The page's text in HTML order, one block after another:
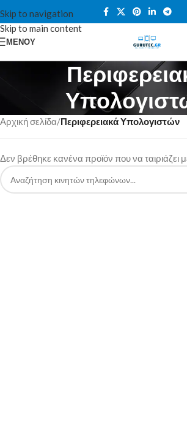
Skip to navigation
Skip to main content
ΜΕΝΟΎ
Αρχική σελίδα/Περιφερειακά Υπολογιστών
Δεν βρέθηκε κανένα προϊόν που να ταιριάζει